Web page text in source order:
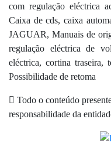
com regulação eléctrica
Caixa de cds, caixa
JAGUAR, Manuais de
regulação eléctrica de
eléctrica, cortina traseira,
Possibilidade de retoma
Todo o conteúdo
responsabilidade da